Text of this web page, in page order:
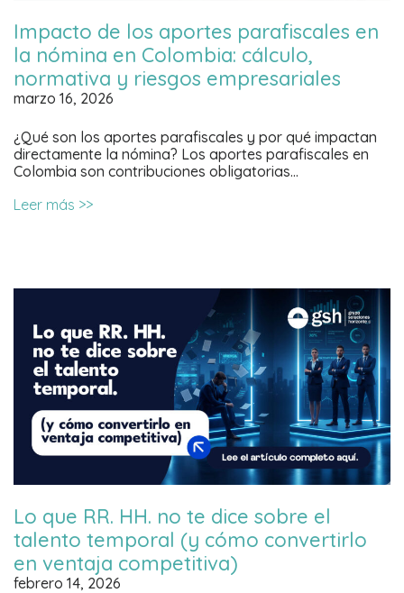
Impacto de los aportes parafiscales en
la nómina en Colombia: cálculo,
normativa y riesgos empresariales
marzo 16, 2026
¿Qué son los aportes parafiscales y por qué impactan
directamente la nómina? Los aportes parafiscales en
Colombia son contribuciones obligatorias…
Leer más >>
Lo que RR. HH. no te dice sobre el
talento temporal (y cómo convertirlo
en ventaja competitiva)
febrero 14, 2026